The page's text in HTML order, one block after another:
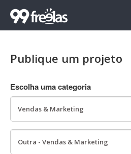
Publique um projeto
Escolha uma categoria